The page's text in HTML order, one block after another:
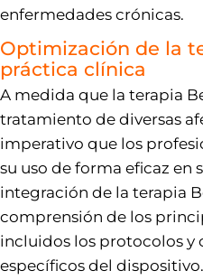
enfermedades crónicas.
Optimización de la
práctica clínica
A medida que la terapia
tratamiento de diversas
imperativo que los
su uso de forma eficaz en
integración de la terapia
comprensión de los
incluidos los protocolos y
específicos del